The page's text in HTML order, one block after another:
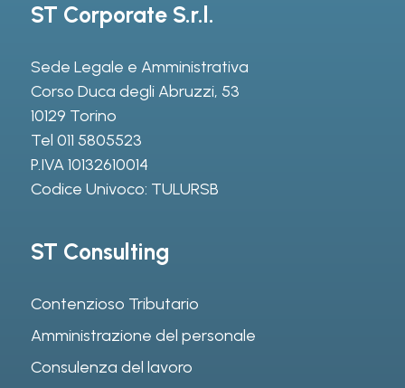
ST Corporate S.r.l.
Sede Legale e Amministrativa
Corso Duca degli Abruzzi, 53
10129 Torino
Tel 011 5805523
P.IVA 10132610014
Codice Univoco: TULURSB
ST Consulting
Contenzioso Tributario
Amministrazione del personale
Consulenza del lavoro